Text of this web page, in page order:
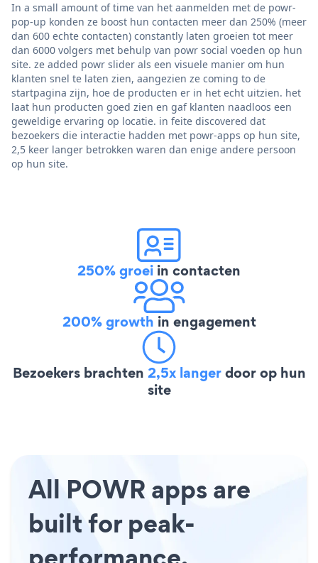
In a small amount of time van het aanmelden met de powr-
pop-up konden ze boost hun contacten meer dan 250% (meer
dan 600 echte contacten) constantly laten groeien tot meer
dan 6000 volgers met behulp van powr social voeden op hun
site. ze added powr slider als een visuele manier om hun
klanten snel te laten zien, aangezien ze coming to de
startpagina zijn, hoe de producten er in het echt uitzien. het
laat hun producten goed zien en gaf klanten naadloos een
geweldige ervaring op locatie. in feite discovered dat
bezoekers die interactie hadden met powr-apps op hun site,
2,5 keer langer betrokken waren dan enige andere persoon
op hun site.
250% groei in contacten
200% growth in engagement
Bezoekers brachten 2,5x langerdoor op hun
site
All POWR apps are
built for peak-